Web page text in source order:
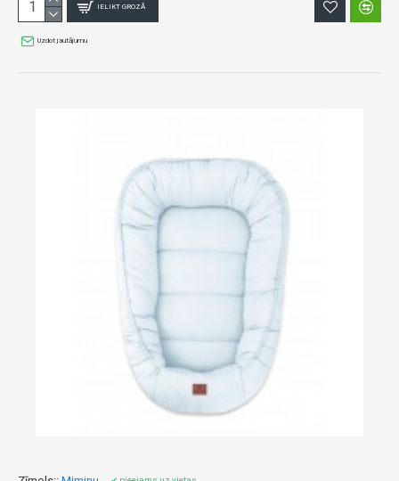
IELIKT GROZĀ
Uzdot jautājumu